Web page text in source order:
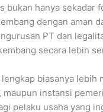
bukan hanya sekadar
dengan aman
PT dan
secara lebih
biasanya lebih
instansi
pelaku usaha yang